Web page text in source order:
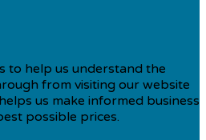
to help us understand the
from visiting our website
us make informed business
possible prices.